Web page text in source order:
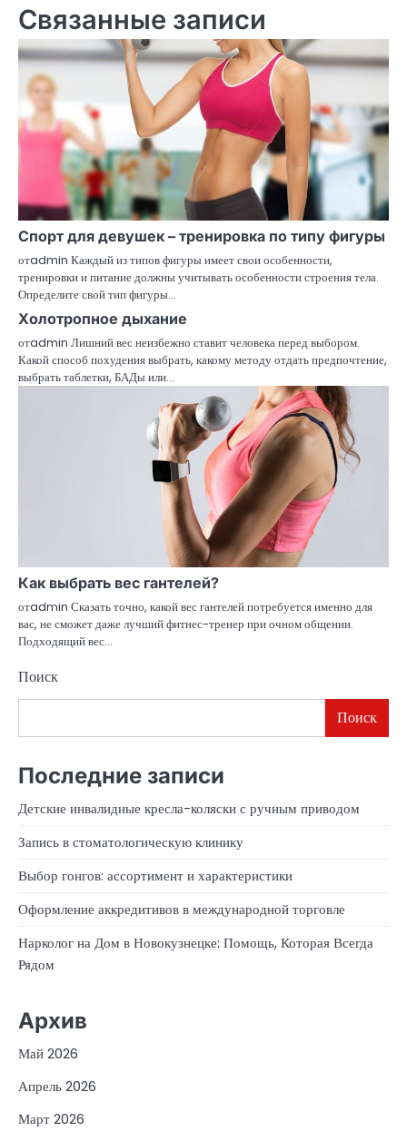
Связанные записи
Спорт для девушек – тренировка по типу фигуры
отadmin Каждый из типов фигуры имеет свои особенности,
тренировки и питание должны учитывать особенности строения тела.
Определите свой тип фигуры…
Холотропное дыхание
отadmin Лишний вес неизбежно ставит человека перед выбором.
Какой способ похудения выбрать, какому методу отдать предпочтение,
выбрать таблетки, БАДы или…
Как выбрать вес гантелей?
отadmin Сказать точно, какой вес гантелей потребуется именно для
вас, не сможет даже лучший фитнес-тренер при очном общении.
Подходящий вес…
Поиск
Поиск
Последние записи
Детские инвалидные кресла-коляски с ручным приводом
Запись в стоматологическую клинику
Выбор гонгов: ассортимент и характеристики
Оформление аккредитивов в международной торговле
Нарколог на Дом в Новокузнецке: Помощь, Которая Всегда
Рядом
Архив
Май 2026
Апрель 2026
Март 2026